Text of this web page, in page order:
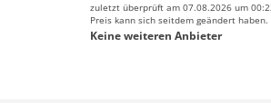
zuletzt überprüft am 07.08.2026 um
Preis kann sich seitdem geändert haben.
Keine weiteren Anbieter